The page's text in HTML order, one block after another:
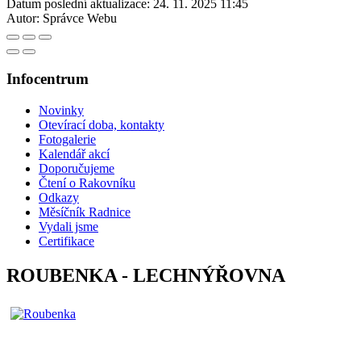
Datum poslední aktualizace: 24. 11. 2025 11:45
Autor: Správce Webu
Infocentrum
Novinky
Otevírací doba, kontakty
Fotogalerie
Kalendář akcí
Doporučujeme
Čtení o Rakovníku
Odkazy
Měsíčník Radnice
Vydali jsme
Certifikace
ROUBENKA - LECHNÝŘOVNA